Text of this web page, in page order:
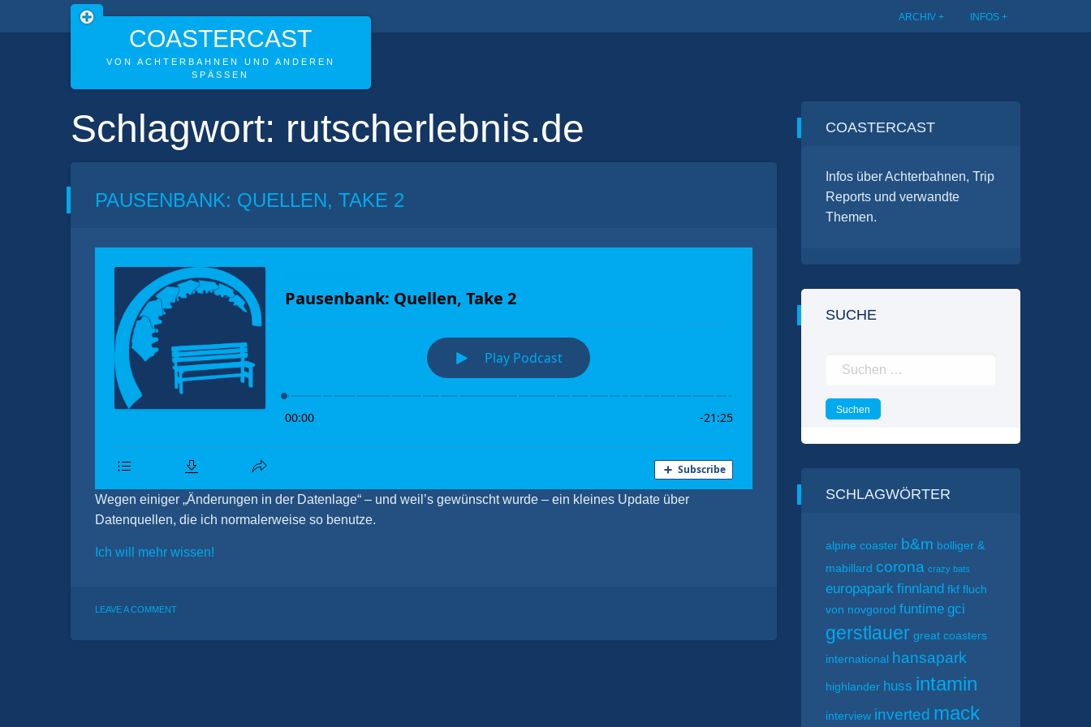
COASTERCAST
VON ACHTERBAHNEN UND ANDEREN
SPÄSSEN
ARCHIV INFOS
to
Schlagwort: rutscherlebnis.de
PAUSENBANK: QUELLEN, TAKE 2
Wegen einiger „Änderungen in der Datenlage“ – und weil’s gewünscht wurde – ein kleines Update über
Datenquellen, die ich normalerweise so benutze.
Ich will mehr wissen!
LEAVE A COMMENTON
COASTERCAST
Infos über Achterbahnen, Trip
Reports und verwandte
Themen.
SUCHE
Suchen
SCHLAGWÖRTER
alpine coaster b&m bolliger &
mabillard corona crazy bats
europapark finnland fkf fluch
von novgorod funtime gci
gerstlauer great coasters
international hansapark
highlander huss intamin
interview inverted mack